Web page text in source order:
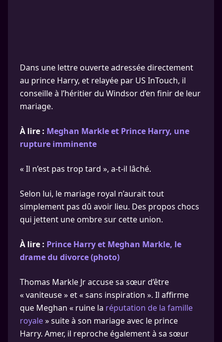
Dans une lettre ouverte adressée directement
au prince Harry, et relayée par US InTouch, il
conseille à l’héritier du Windsor d’en finir de leur
mariage.
À lire : Meghan Markle et Prince Harry, une
rupture imminente
« Il n’est pas trop tard », a-t-il lâché.
Selon lui, le mariage royal n’aurait tout
simplement pas dû avoir lieu. Des propos chocs
qui jettent une ombre sur cette union.
À lire : Prince Harry et Meghan Markle, le
drame du divorce (photo)
Thomas Markle Jr accuse sa sœur d’être
« vaniteuse » et « sans inspiration ». Il affirme
que Meghan « ruine la réputation de la famille
royale» suite à son mariage avec le prince
Harry. Amer, il reproche également à sa sœur